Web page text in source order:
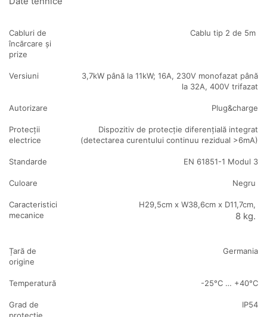
Cabluri de
încărcare și
prize
Cablu tip 2 de 5m
Versiuni
3,7kW până la 11kW; 16A, 230V monofazat până
la 32A, 400V trifazat
Autorizare Plug&charge
Protecții
electrice
Dispozitiv de protecție diferențială integrat
(detectarea curentului continuu rezidual >6mA)
Standarde EN 61851-1 Modul 3
Culoare Negru
Caracteristici
mecanice
H29,5cm x W38,6cm x D11,7cm,
8 kg.
Țară de
origine
Germania
Temperatură -25°C … +40°C
Grad de
protecție
IP54